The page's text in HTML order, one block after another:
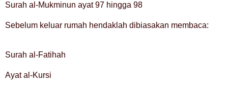
Surah al-Mukminun ayat 97 hingga 98
Sebelum keluar rumah hendaklah dibiasakan membaca:
Surah al-Fatihah
Ayat al-Kursi